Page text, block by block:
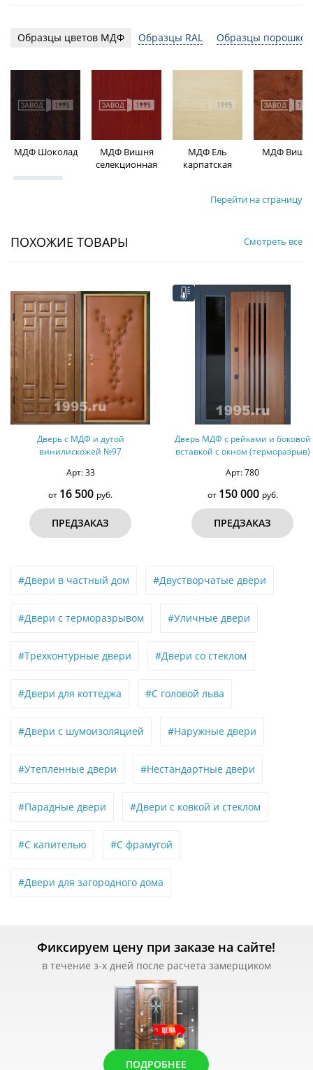
Образцы цветов МДФ Образцы RAL Образцы
МДФ Шоколад
МДФ Вишня
селекционная
МДФ Ель
карпатская
МДФ
Перейти на страницу
ПОХОЖИЕ ТОВАРЫ Смотреть все
Дверь с МДФ и дутой
винилискожей №97
Арт: 33
от 16 500 руб.
ПРЕДЗАКАЗ
Дверь МДФ с рейками и боковой
вставкой с окном (терморазрыв)
Арт: 780
от 150 000 руб.
ПРЕДЗАКАЗ
#Двери в частный дом #Двустворчатые двери
#Двери с терморазрывом #Уличные двери
#Трехконтурные двери #Двери со стеклом
#Двери для коттеджа #С головой льва
#Двери с шумоизоляцией #Наружные двери
#Утепленные двери #Нестандартные двери
#Парадные двери #Двери с ковкой и стеклом
#С капителью #С фрамугой
#Двери для загородного дома
Фиксируем цену при заказе на сайте!
в течение з-х дней после расчета замерщиком
ПОДРОБНЕЕ